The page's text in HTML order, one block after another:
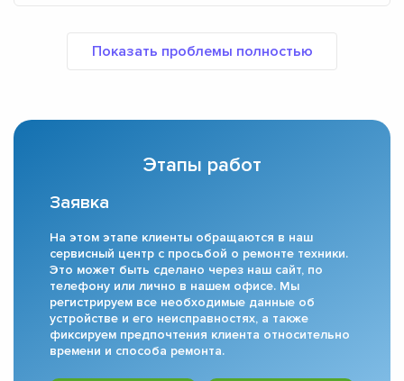
Этапы работ
Заявка
На этом этапе клиенты обращаются в наш
сервисный центр с просьбой о ремонте техники.
Это может быть сделано через наш сайт, по
телефону или лично в нашем офисе. Мы
регистрируем все необходимые данные об
устройстве и его неисправностях, а также
фиксируем предпочтения клиента относительно
времени и способа ремонта.